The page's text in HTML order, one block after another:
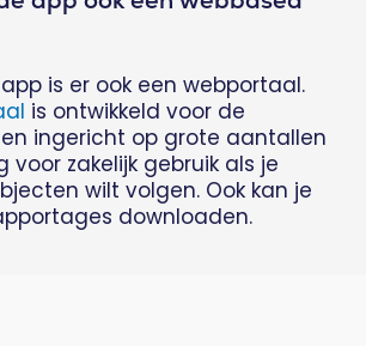
is er ook een webportaal.
is ontwikkeld voor de
ingericht op grote aantallen
voor zakelijk gebruik als je
wilt volgen. Ook kan je
downloaden.